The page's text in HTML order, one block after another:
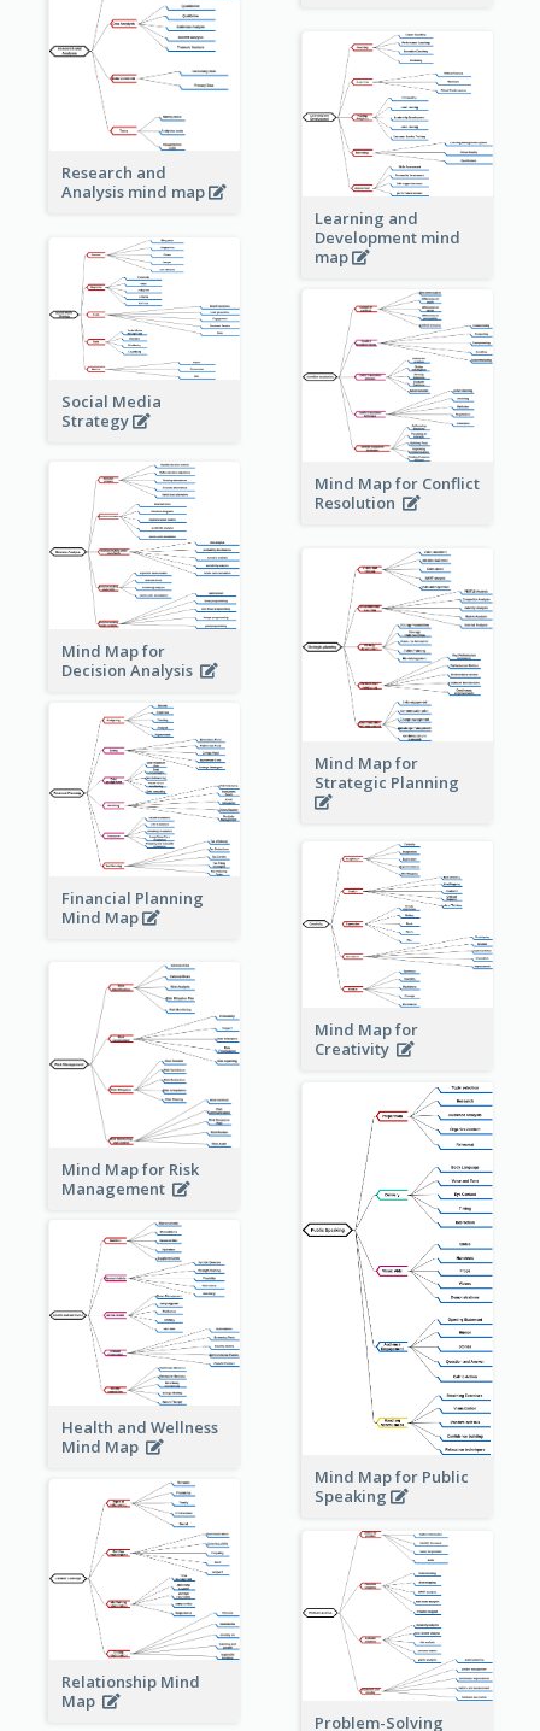
Research and
Analysis mind map
Learning and
Development mind
map
Social Media
Strategy
Mind Map for Conflict
Resolution
Mind Map for
Decision Analysis
Mind Map for
Strategic Planning
Financial Planning
Mind Map
Mind Map for
Creativity
Mind Map for Risk
Management
Mind Map for Public
Speaking
Health and Wellness
Mind Map
Relationship Mind
Map
Problem-Solving